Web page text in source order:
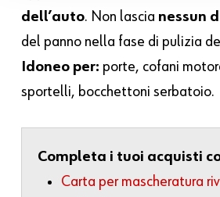
dell’auto. Non lascia nessun
del panno nella fase di pulizia
Idoneo per: porte, cofani
sportelli, bocchettoni serbatoio.
Completa i tuoi acquisti
Carta per mascheratura